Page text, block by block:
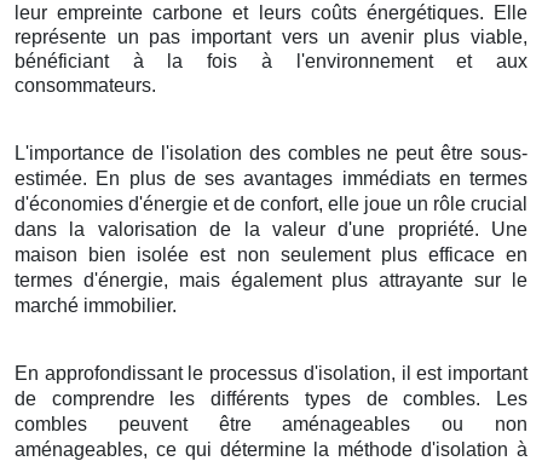
leur empreinte carbone et leurs coûts énergétiques. Elle
représente un pas important vers un avenir plus viable,
bénéficiant à la fois à l'environnement et aux
consommateurs.
L'importance de l'isolation des combles ne peut être sous-
estimée. En plus de ses avantages immédiats en termes
d'économies d'énergie et de confort, elle joue un rôle crucial
dans la valorisation de la valeur d'une propriété. Une
maison bien isolée est non seulement plus efficace en
termes d'énergie, mais également plus attrayante sur le
marché immobilier.
En approfondissant le processus d'isolation, il est important
de comprendre les différents types de combles. Les
combles peuvent être aménageables ou non
aménageables, ce qui détermine la méthode d'isolation à